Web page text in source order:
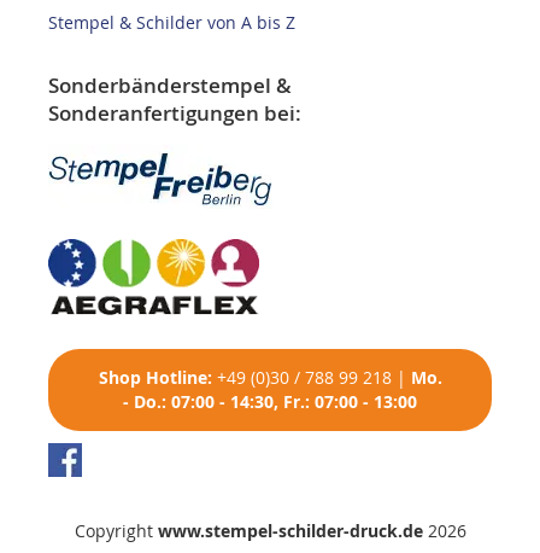
Stempel & Schilder von A bis Z
Sonderbänderstempel &
Sonderanfertigungen bei:
Shop Hotline: +49 (0)30 / 788 99 218| Mo.
- Do.: 07:00 - 14:30, Fr.: 07:00 - 13:00
Copyright www.stempel-schilder-druck.de2026